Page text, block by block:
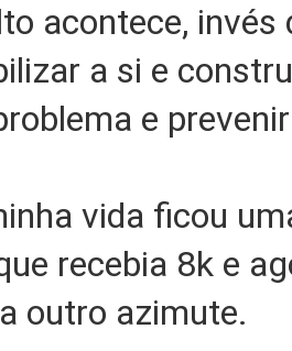
acontece,
a si e
e
vida ficou
recebia 8k e
outro azimute.